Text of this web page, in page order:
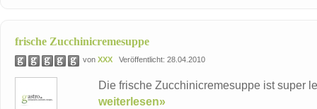
frische Zucchinicremesuppe
von XXX Veröffentlicht: 28.04.2010
Die frische Zucchinicremesuppe ist super
weiterlesen»